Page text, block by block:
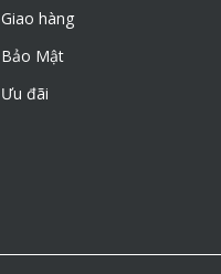
Giao hàng
Bảo Mật
Ưu đãi